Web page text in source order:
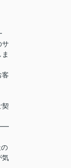
サ
客
契
気